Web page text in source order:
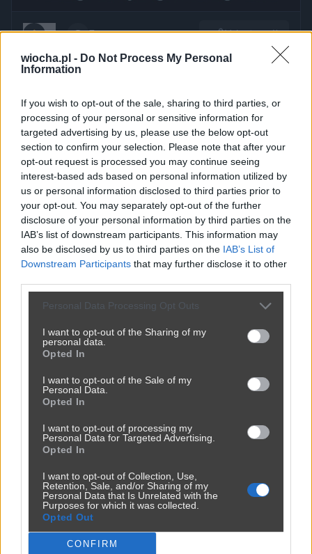
wiocha.pl - Do Not Process My Personal
Information
If you wish to opt-out of the sale, sharing to third parties, or
processing of your personal or sensitive information for
targeted advertising by us, please use the below opt-out
section to confirm your selection. Please note that after your
opt-out request is processed you may continue seeing
interest-based ads based on personal information utilized by
us or personal information disclosed to third parties prior to
your opt-out. You may separately opt-out of the further
disclosure of your personal information by third parties on the
IAB’s list of downstream participants. This information may
also be disclosed by us to third parties on the IAB’s List of
Downstream Participants that may further disclose it to other
Personal Data Processing Opt Outs
I want to opt-out of the Sharing of my
personal data.
Opted In
I want to opt-out of the Sale of my
Personal Data.
Opted In
I want to opt-out of processing my
Personal Data for Targeted Advertising.
Opted In
I want to opt-out of Collection, Use,
Retention, Sale, and/or Sharing of my
Personal Data that Is Unrelated with the
Purposes for which it was collected.
Opted Out
CONFIRM
10 7 Udostępnij
Weryfikacja
przezthomaass— 9 miesięcy temu wgrane.pl
Kategoria: Inne
0 3 Udostępnij
Kawusia
Kategoria: 📦Inne